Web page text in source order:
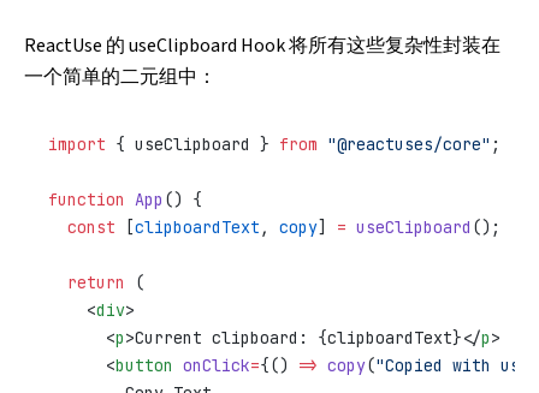
ReactUse 的useClipboard Hook 将所有这些复杂性封装在
一个简单的二元组中：
import { useClipboard } from "@reactuses/core" ;
function App () {
  const
[clipboardText , copy] = useClipboard ();
  return
(
    <
div>
      <
p>Current clipboard: {clipboardText}</p>
      <
button onClick={() => copy("Copied with